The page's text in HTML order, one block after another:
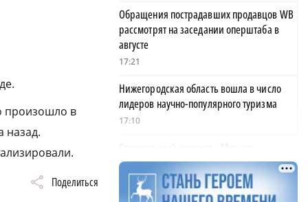
произошло в
назад.
Поделиться
Обращения пострадавших продавцов WB
рассмотрят на заседании оперштаба в
августе
17:21
Нижегородская область вошла в число
лидеров научно-популярного туризма
17:10
Специальный концерт «Музыка
балконов» пройдет в Нижнем Новгороде
15 августа
17:06